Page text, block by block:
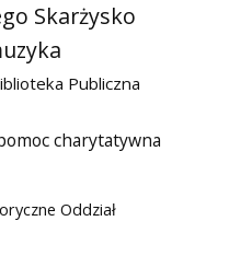
Skarżysko
Publiczna
charytatywna
Oddział